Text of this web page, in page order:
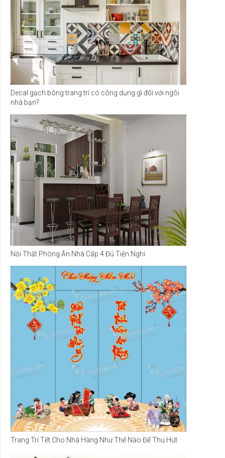
Decal gạch bông trang trí có công dụng gì đối với ngôi
nhà bạn?
Nội Thất Phòng Ăn Nhà Cấp 4 Đủ Tiện Nghi
Trang Trí Tết Cho Nhà Hàng Như Thế Nào Để Thu Hút